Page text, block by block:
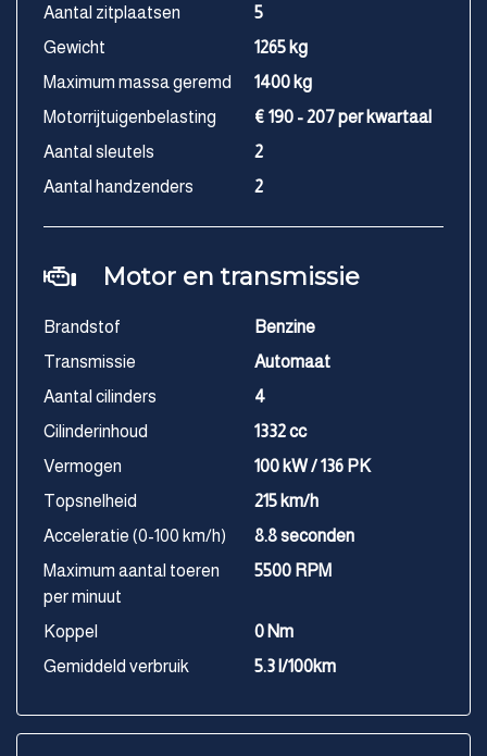
Aantal zitplaatsen
5
Gewicht
1265 kg
Maximum massa geremd
1400 kg
Motorrijtuigenbelasting
€ 190 - 207 per kwartaal
Aantal sleutels
2
Aantal handzenders
2
Motor en transmissie
Brandstof
Benzine
Transmissie
Automaat
Aantal cilinders
4
Cilinderinhoud
1332 cc
Vermogen
100 kW / 136 PK
Topsnelheid
215 km/h
Acceleratie (0-100 km/h)
8.8 seconden
Maximum aantal toeren
per minuut
5500 RPM
Koppel
0 Nm
Gemiddeld verbruik
5.3 l/100km